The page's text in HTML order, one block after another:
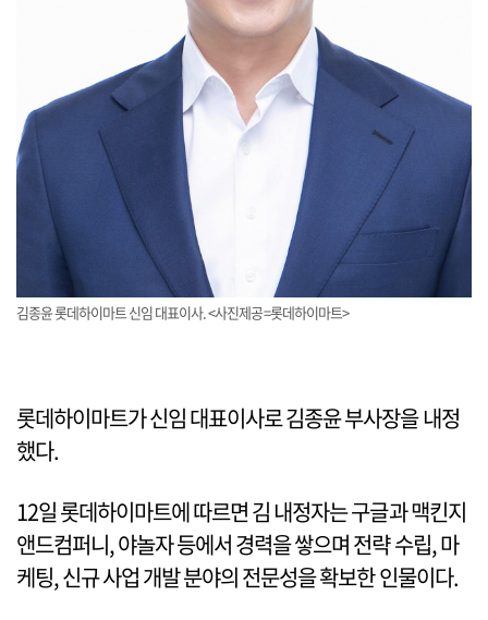
김종윤 롯데하이마트 신임 대표이사. <사진제공=롯데하이마트>
롯데하이마트가 신임 대표이사로 김종윤 부사장을 내정
했다.
12일 롯데하이마트에 따르면 김 내정자는 구글과 맥킨지
앤드컴퍼니, 야놀자 등에서 경력을 쌓으며 전략 수립, 마
케팅, 신규 사업 개발 분야의 전문성을 확보한 인물이다.